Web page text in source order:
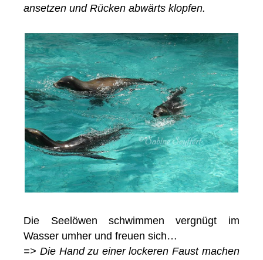
ansetzen und Rücken abwärts klopfen.
Die Seelöwen schwimmen vergnügt im
Wasser umher und freuen sich…
=> Die Hand zu einer lockeren Faust machen